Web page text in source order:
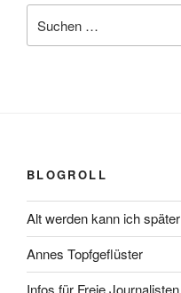
nach:
BLOGROLL
Alt werden kann ich später
Annes Topfgeflüster